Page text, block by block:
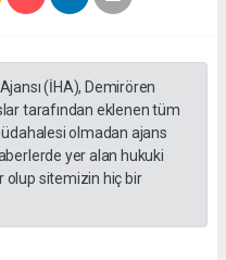
(İHA), Demirören
tarafından eklenen tüm
olmadan ajans
yer alan hukuki
olup sitemizin hiç bir